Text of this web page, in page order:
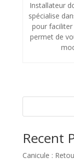
Installateur
spécialise
pour
permet de
Recent
Canicule :